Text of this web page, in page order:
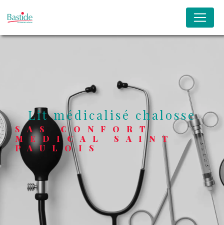
lit médicalisé chalosse
SAS CONFORT
MEDICAL SAINT
PAULOIS